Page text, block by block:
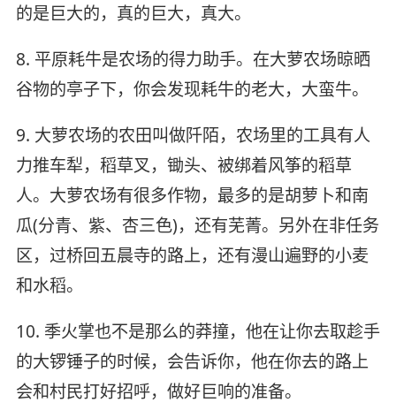
的是巨大的，真的巨大，真大。
8. 平原耗牛是农场的得力助手。在大萝农场晾晒
谷物的亭子下，你会发现耗牛的老大，大蛮牛。
9. 大萝农场的农田叫做阡陌，农场里的工具有人
力推车犁，稻草叉，锄头、被绑着风筝的稻草
人。大萝农场有很多作物，最多的是胡萝卜和南
瓜(分青、紫、杏三色)，还有芜菁。另外在非任务
区，过桥回五晨寺的路上，还有漫山遍野的小麦
和水稻。
10. 季火掌也不是那么的莽撞，他在让你去取趁手
的大锣锤子的时候，会告诉你，他在你去的路上
会和村民打好招呼，做好巨响的准备。